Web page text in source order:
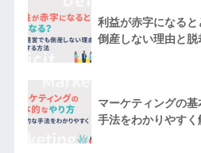
利益が赤字になる
倒産しない理由と脱
マーケティングの
手法をわかりやすく